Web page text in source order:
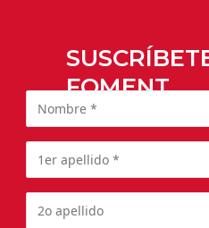
FOMENT